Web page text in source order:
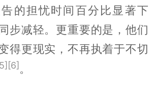
的担忧时间百分比显著下
步减轻。更重要的是，他们
得更现实，不再执着于不切
。